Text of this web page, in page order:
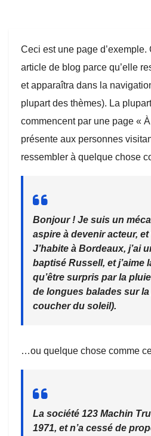
Ceci est une page d’exemple.
article de blog parce qu’elle
et apparaîtra dans la
plupart des thèmes). La
commencent par une page «
présente aux personnes
ressembler à quelque chose
Bonjour ! Je suis un
aspire à devenir acteur,
J’habite à Bordeaux, j’ai
baptisé Russell, et j’aime
qu’être surpris par la
de longues balades sur
coucher du soleil).
…ou quelque chose comme
La société 123 Machin
1971, et n’a cessé de